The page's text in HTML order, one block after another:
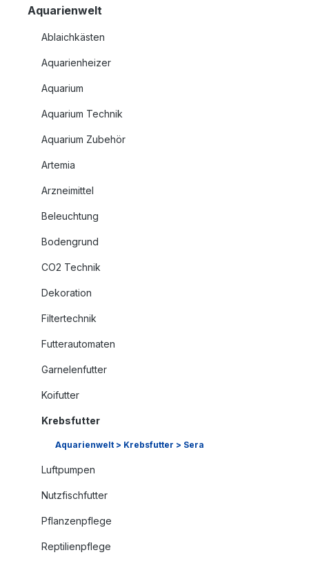
Aquarienwelt
Ablaichkästen
Aquarienheizer
Aquarium
Aquarium Technik
Aquarium Zubehör
Artemia
Arzneimittel
Beleuchtung
Bodengrund
CO2 Technik
Dekoration
Filtertechnik
Futterautomaten
Garnelenfutter
Koifutter
Krebsfutter
Aquarienwelt > Krebsfutter > Sera
Luftpumpen
Nutzfischfutter
Pflanzenpflege
Reptilienpflege